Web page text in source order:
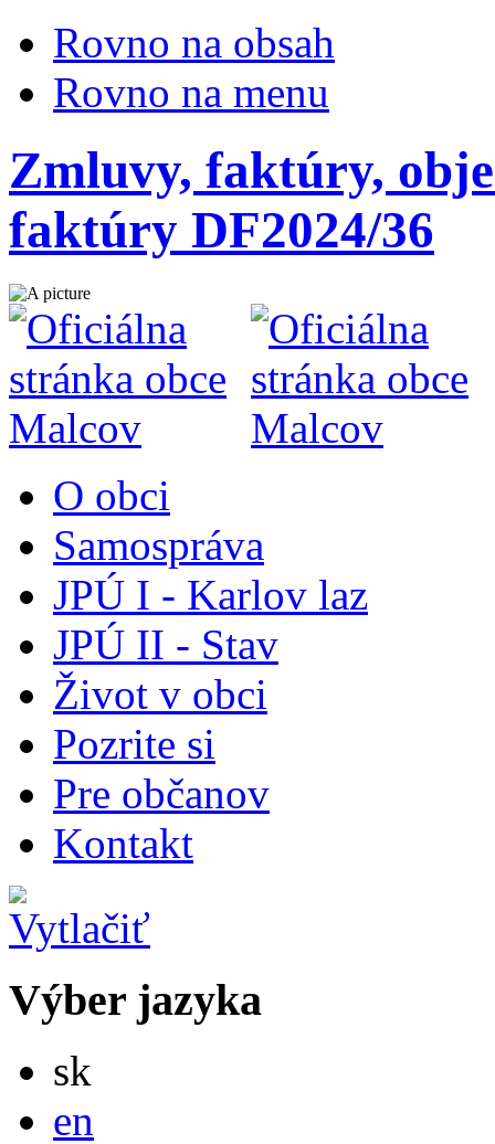
Rovno na obsah
Rovno na menu
Zmluvy, faktúry,
faktúry DF2024/36
O obci
Samospráva
JPÚ I - Karlov laz
JPÚ II - Stav
Život v obci
Pozrite si
Pre občanov
Kontakt
Výber jazyka
sk
en